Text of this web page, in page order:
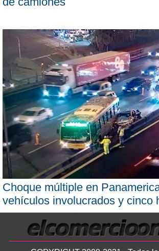
Choque múltiple en
vehículos involucrados y cinco